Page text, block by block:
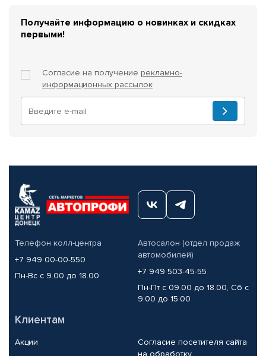
Получайте информацию о новинках и скидках
первыми!
Согласие на получение рекламно-
информационных рассылок
Телефон колл-центра
+7 949 00-00-550
Пн-Вс с 9.00 до 18.00
Автосалон (отдел продаж
автомобилей)
+7 949 503-45-55
Пн-Пт с 09.00 до 18.00, Сб с
9.00 до 15.00
Клиентам
Акции
Согласие посетителя сайта
на обработку